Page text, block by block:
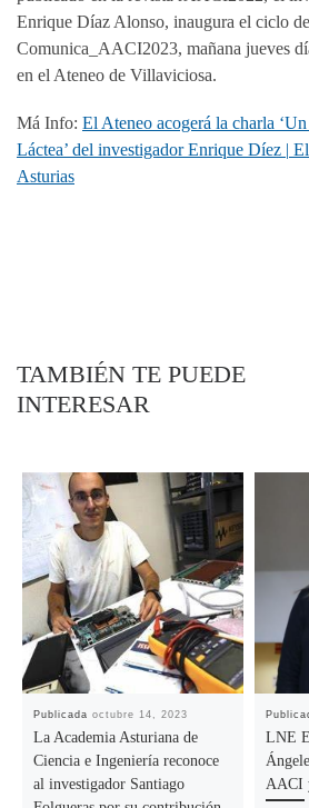
Enrique Díaz Alonso, inaugura el ciclo
Comunica_AACI2023, mañana jueves
en el Ateneo de Villaviciosa.
Má Info: El Ateneo acogerá la charla
Láctea’ del investigador Enrique Díez |
Asturias
TAMBIÉN TE PUEDE
INTERESAR
Publicadaoctubre 14, 2023
La Academia Asturiana de
Ciencia e Ingeniería reconoce
al investigador Santiago
LNE
AACI